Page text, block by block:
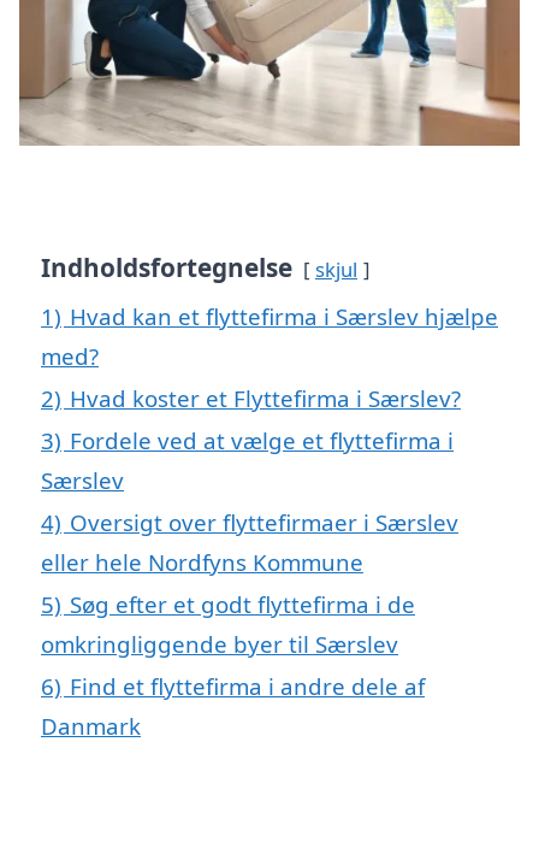
Indholdsfortegnelse skjul
1) Hvad kan et flyttefirma i Særslev hjælpe
med?
2) Hvad koster et Flyttefirma i Særslev?
3) Fordele ved at vælge et flyttefirma i
Særslev
4) Oversigt over flyttefirmaer i Særslev
eller hele Nordfyns Kommune
5) Søg efter et godt flyttefirma i de
omkringliggende byer til Særslev
6) Find et flyttefirma i andre dele af
Danmark